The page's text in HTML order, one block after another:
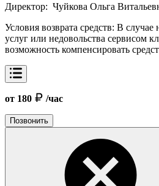
Директор: Чуйкова Ольга
Условия возврата средств: В случае
услуг или недовольства сервисом
возможность компенсировать
от 180 /час
Позвонить